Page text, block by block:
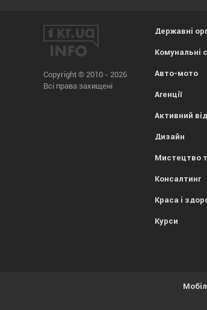
Copyright © 2010 - 2026
Всі права захищені
Державні
Комунальні
Авто-мото
Агенції
Активний
Дизайн
Мистецтво
Консалтинг
Краса і
Курси